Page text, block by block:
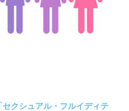
セクシュアル・フルイディテ